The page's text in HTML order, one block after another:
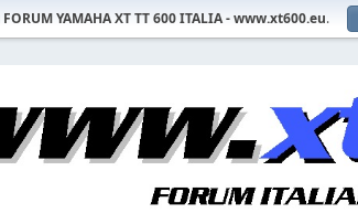
FORUM YAMAHA XT TT 600 ITALIA - www.xt600.eu.